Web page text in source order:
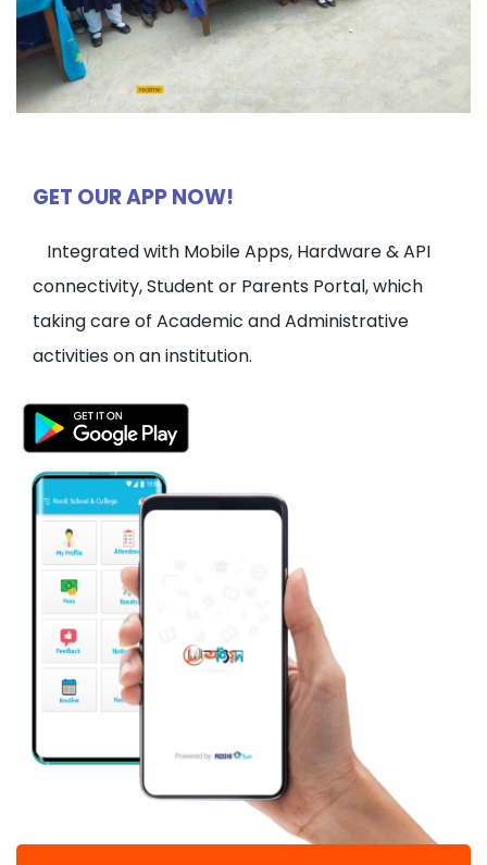
GET OUR APP NOW!
Integrated with Mobile Apps, Hardware & API
connectivity, Student or Parents Portal, which
taking care of Academic and Administrative
activities on an institution.